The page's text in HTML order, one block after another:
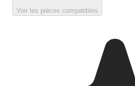
Voir les pièces compatibles